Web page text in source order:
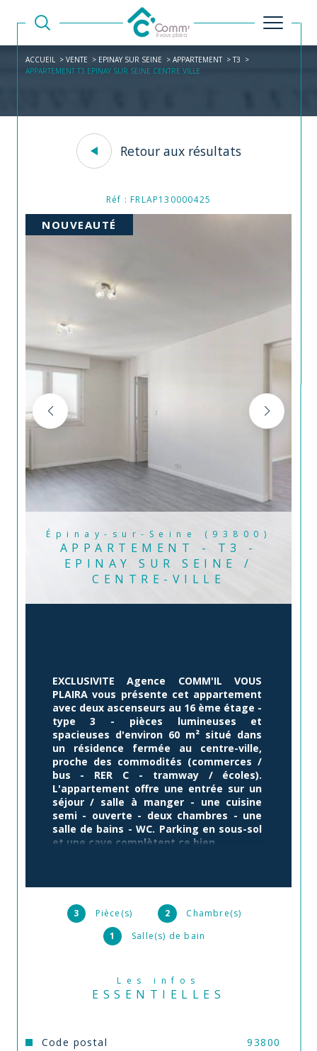
ACCUEIL VENTE EPINAY SUR SEINE APPARTEMENT
T3
APPARTEMENT T3 EPINAY SUR SEINE CENTRE VILLE
Retour aux résultats
Réf : FRLAP130000425
NOUVEAUTÉ
Épinay-sur-Seine (93800)
APPARTEMENT - T3 -
EPINAY SUR SEINE /
CENTRE-VILLE
3 Pièce(s) 2
Chambre(s)
1
Salle(s) de bain
Les infos
ESSENTIELLES
Caractéristiques Valeurs
Code postal 93800
EXCLUSIVITE Agence COMM'IL VOUS
PLAIRA vous présente cet appartement
avec deux ascenseurs au 16 ème étage -
type 3 - pièces lumineuses et
spacieuses d'environ 60 m² situé dans
un résidence fermée au centre-ville,
proche des commodités (commerces /
bus - RER C - tramway / écoles).
L'appartement offre une entrée sur un
séjour / salle à manger - une cuisine
semi - ouverte - deux chambres - une
salle de bains - WC. Parking en sous-sol
et une cave complètent ce bien.
contactez Roger FERKIOUI de l'Agence
Comm'Il Vous Plaira au 07 78 55 18 81.
Annonce proposée par un agent commercial
est exposé sont disponibles sur le site